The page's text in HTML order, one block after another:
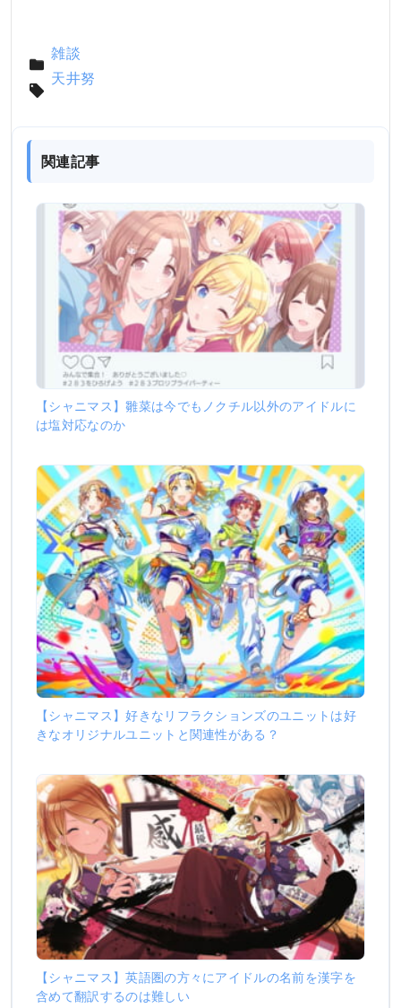
雑談
天井努
関連記事
【シャニマス】雛菜は今でもノクチル以外のアイドルに
は塩対応なのか
【シャニマス】好きなリフラクションズのユニットは好
きなオリジナルユニットと関連性がある？
【シャニマス】英語圏の方々にアイドルの名前を漢字を
含めて翻訳するのは難しい